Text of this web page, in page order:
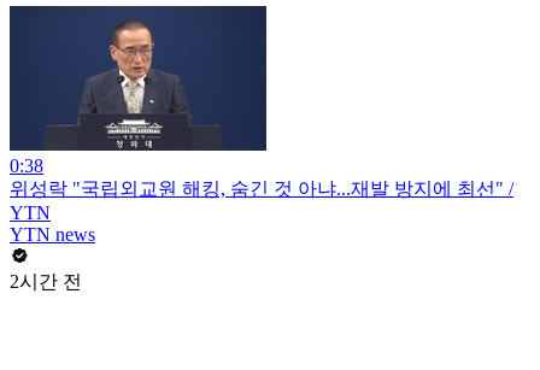
0:38
위성락 "국립외교원 해킹, 숨긴 것 아냐...재발 방지에 최선" /
YTN
YTN news
2시간 전